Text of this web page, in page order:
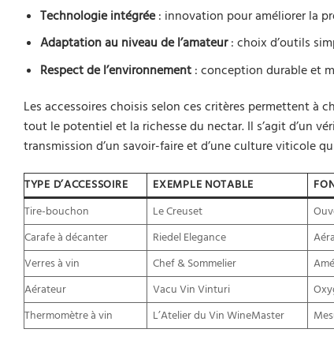
Technologie intégrée: innovation pour améliorer la
Adaptation au niveau de l’amateur: choix d’outils
Respect de l’environnement: conception durable et
Les accessoires choisis selon ces critères permettent à
tout le potentiel et la richesse du nectar. Il s’agit d’un
transmission d’un savoir-faire et d’une culture viticole
TYPE D’ACCESSOIRE EXEMPLE NOTABLE
Tire-bouchon
Le Creuset
Carafe à décanter
Riedel Elegance
Verres à vin
Chef & Sommelier
Aérateur
Vacu Vin Vinturi
Thermomètre à vin
L’Atelier du Vin WineMaster